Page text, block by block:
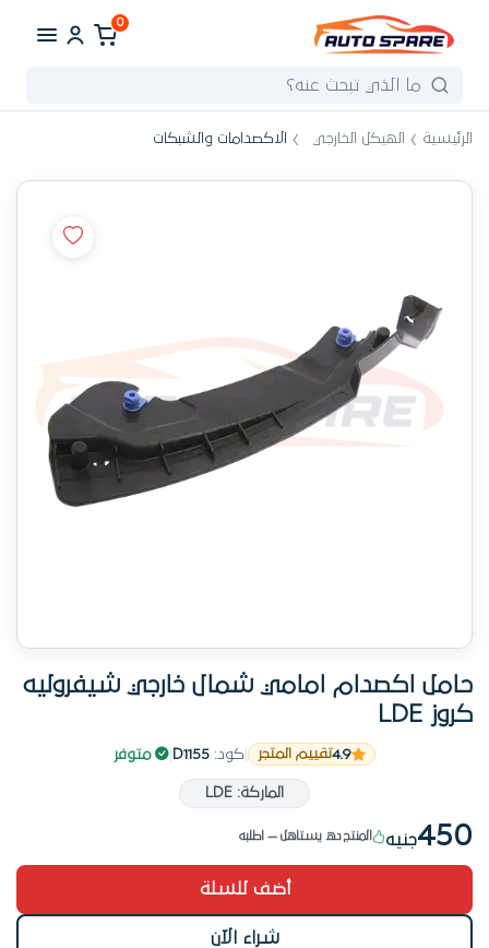
0
الرئيسية الهيكل الخارجي الاكصدامات والشبكات
حامل اكصدام امامي شمال خارجي شيفروليه
كروز LDE
4.9تقييم المتجر كود: D1155 متوفر
الماركة: LDE
450جنيه المنتج ده يستاهل — اطلبه
من أفضل خيارات الاكصدامات والشبكات
أضف للسلة
شراء الآن